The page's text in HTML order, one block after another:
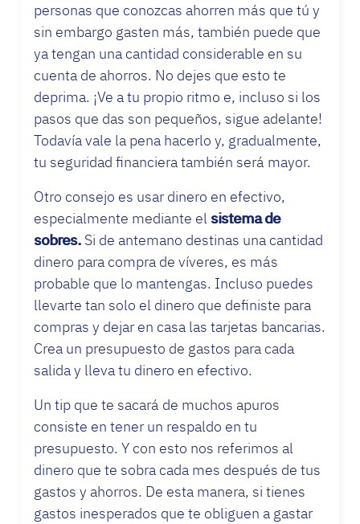
personas que conozcas ahorren más que tú y
sin embargo gasten más, también puede que
ya tengan una cantidad considerable en su
cuenta de ahorros. No dejes que esto te
deprima. ¡Ve a tu propio ritmo e, incluso si los
pasos que das son pequeños, sigue adelante!
Todavía vale la pena hacerlo y, gradualmente,
tu seguridad financiera también será mayor.
Otro consejo es usar dinero en efectivo,
especialmente mediante elsistema de
sobres. Si de antemano destinas una cantidad
dinero para compra de víveres, es más
probable que lo mantengas. Incluso puedes
llevarte tan solo el dinero que definiste para
compras y dejar en casa las tarjetas bancarias.
Crea un presupuesto de gastos para cada
salida y lleva tu dinero en efectivo.
Un tip que te sacará de muchos apuros
consiste en tener un respaldo en tu
presupuesto. Y con esto nos referimos al
dinero que te sobra cada mes después de tus
gastos y ahorros. De esta manera, si tienes
gastos inesperados que te obliguen a gastar